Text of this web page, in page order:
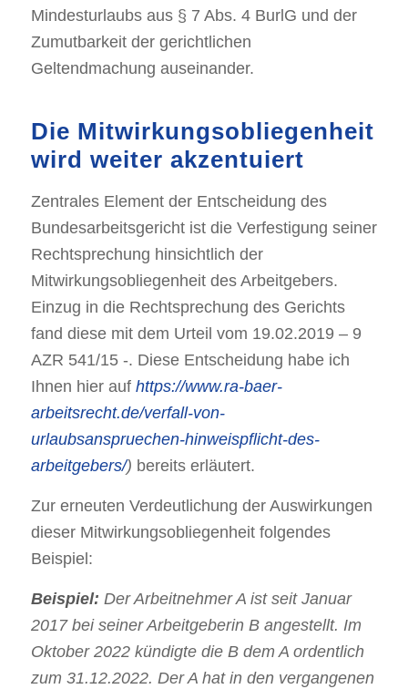
Mindesturlaubs aus § 7 Abs. 4 BurlG und der
Zumutbarkeit der gerichtlichen
Geltendmachung auseinander.
Die Mitwirkungsobliegenheit
wird weiter akzentuiert
Zentrales Element der Entscheidung des
Bundesarbeitsgericht ist die Verfestigung seiner
Rechtsprechung hinsichtlich der
Mitwirkungsobliegenheit des Arbeitgebers.
Einzug in die Rechtsprechung des Gerichts
fand diese mit dem Urteil vom 19.02.2019 – 9
AZR 541/15 -. Diese Entscheidung habe ich
Ihnen hier auf https://www.ra-baer-
arbeitsrecht.de/verfall-von-
urlaubsanspruechen-hinweispflicht-des-
arbeitgebers/) bereits erläutert.
Zur erneuten Verdeutlichung der Auswirkungen
dieser Mitwirkungsobliegenheit folgendes
Beispiel:
Beispiel: Der Arbeitnehmer A ist seit Januar
2017 bei seiner Arbeitgeberin B angestellt. Im
Oktober 2022 kündigte die B dem A ordentlich
zum 31.12.2022. Der A hat in den vergangenen